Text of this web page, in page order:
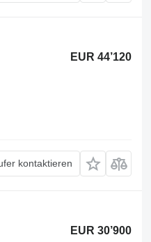
EUR 44’120
kontaktieren
EUR 30’900